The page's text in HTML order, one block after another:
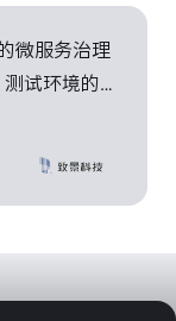
微服务治理
试环境的构